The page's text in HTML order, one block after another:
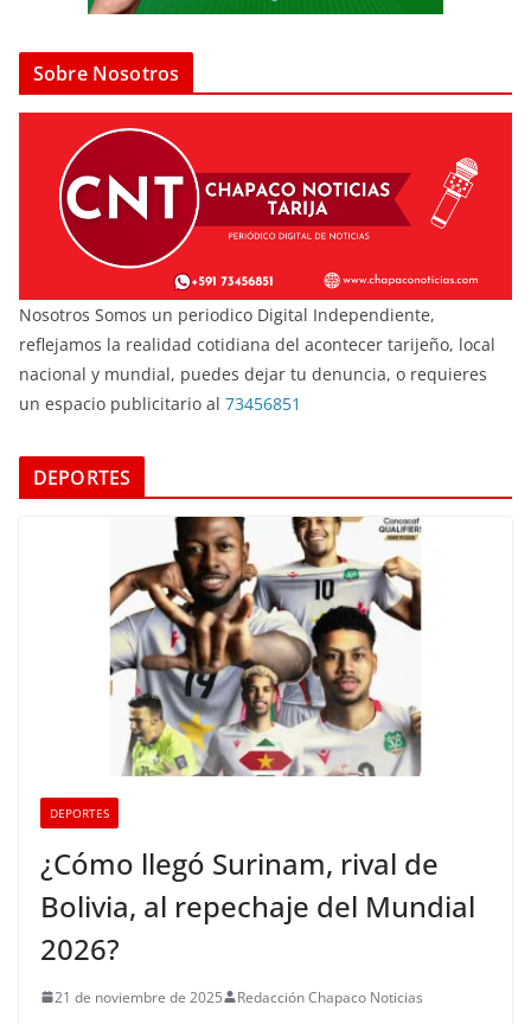
Sobre Nosotros
Nosotros Somos un periodico Digital Independiente,
reflejamos la realidad cotidiana del acontecer tarijeño, local
nacional y mundial, puedes dejar tu denuncia, o requieres
un espacio publicitario al 73456851
DEPORTES
DEPORTES
¿Cómo llegó Surinam, rival de
Bolivia, al repechaje del Mundial
2026?
21 de noviembre de 2025 Redacción Chapaco Noticias